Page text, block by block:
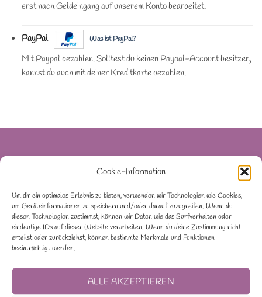
Cookie-Information
Um dir ein optimales Erlebnis zu bieten, verwenden wir Technologien wie Cookies,
um Geräteinformationen zu speichern und/oder darauf zuzugreifen. Wenn du
diesen Technologien zustimmst, können wir Daten wie das Surfverhalten oder
eindeutige IDs auf dieser Website verarbeiten. Wenn du deine Zustimmung nicht
erteilst oder zurückziehst, können bestimmte Merkmale und Funktionen
beeinträchtigt werden.
ALLE AKZEPTIEREN
erst nach Geldeingang auf unserem Konto bearbeitet.
PayPal Was ist PayPal?
Mit Paypal bezahlen. Solltest du keinen Paypal-Account besitzen,
kannst du auch mit deiner Kreditkarte bezahlen.
MausBärWear
Andrea Haider
84149 Velden (Vils)